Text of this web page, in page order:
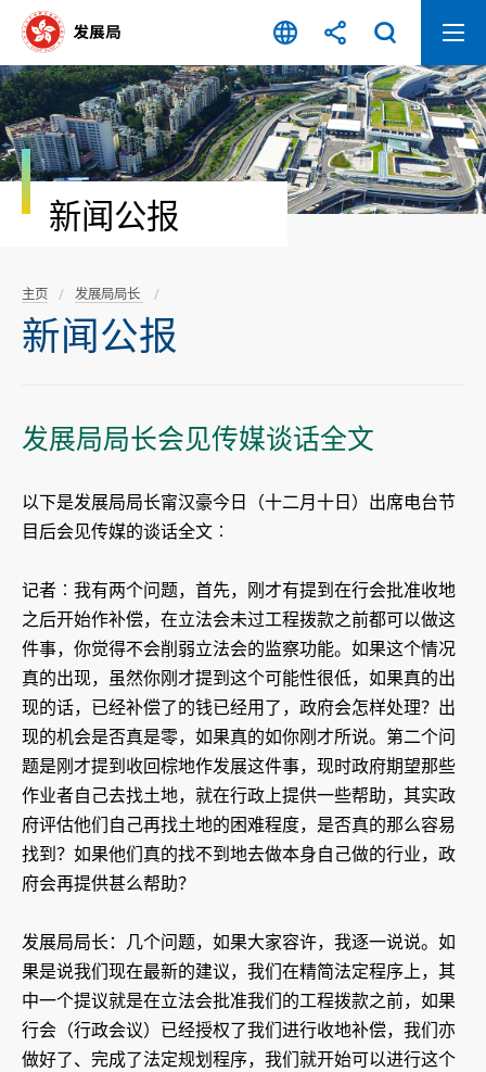
容
开
始
新闻公报
主页 发展局局长
新闻公报
​发展局局长会见传媒谈话全文
以下是发展局局长甯汉豪今日（十二月十日）出席电台节
目后会见传媒的谈话全文︰
记者︰我有两个问题，首先，刚才有提到在行会批准收地
之后开始作补偿，在立法会未过工程拨款之前都可以做这
件事，你觉得不会削弱立法会的监察功能。如果这个情况
真的出现，虽然你刚才提到这个可能性很低，如果真的出
现的话，已经补偿了的钱已经用了，政府会怎样处理？出
现的机会是否真是零，如果真的如你刚才所说。第二个问
题是刚才提到收回棕地作发展这件事，现时政府期望那些
作业者自己去找土地，就在行政上提供一些帮助，其实政
府评估他们自己再找土地的困难程度，是否真的那么容易
找到？如果他们真的找不到地去做本身自己做的行业，政
府会再提供甚么帮助？
发展局局长：几个问题，如果大家容许，我逐一说说。如
果是说我们现在最新的建议，我们在精简法定程序上，其
中一个提议就是在立法会批准我们的工程拨款之前，如果
行会（行政会议）已经授权了我们进行收地补偿，我们亦
做好了、完成了法定规划程序，我们就开始可以进行这个